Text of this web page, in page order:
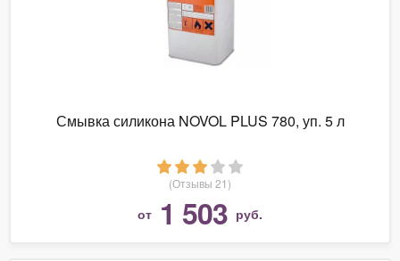
Смывка силикона NOVOL PLUS 780, уп. 5 л
(Отзывы 21)
от 1 503 руб.